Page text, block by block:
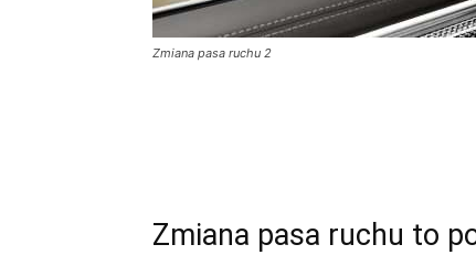
Zmiana pasa ruchu 2
Zmiana pasa ruchu to